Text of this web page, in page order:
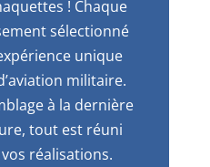
! Chaque
sélectionné
unique
militaire.
à la dernière
tout est réuni
réalisations.